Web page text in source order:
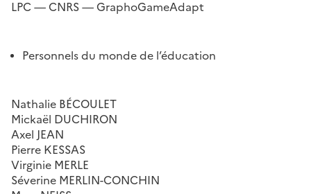
LPC — CNRS — GraphoGameAdapt
Personnels du monde de l’éducation
Nathalie BÉCOULET
Mickaël DUCHIRON
Axel JEAN
Pierre KESSAS
Virginie MERLE
Séverine MERLIN-CONCHIN